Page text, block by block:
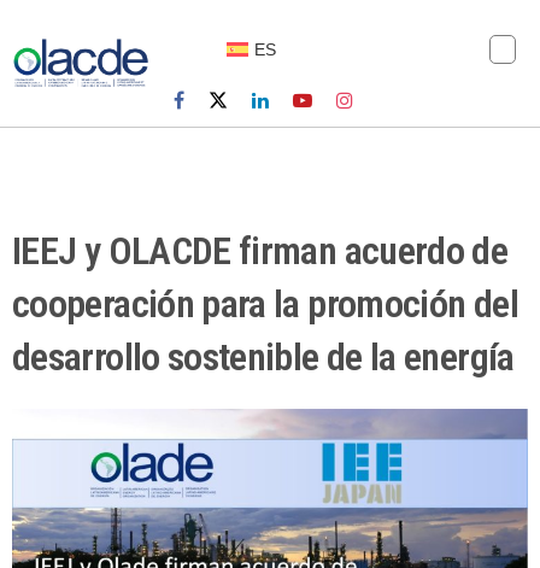
ES
IEEJ y OLACDE firman acuerdo de
cooperación para la promoción del
desarrollo sostenible de la energía